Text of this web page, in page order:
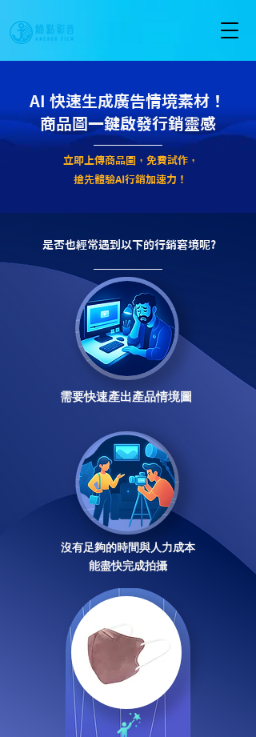
AI 快速生成廣告情境素材！
商品圖一鍵啟發行銷靈感
立即上傳商品圖，免費試作，
搶先體驗AI行銷加速力！
是否也經常遇到以下的行銷窘境呢?
需要快速產出產品情境圖
沒有足夠的時間與人力成本
能盡快完成拍攝